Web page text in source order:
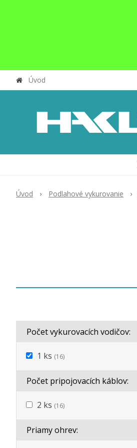
Úvod
Úvod Podlahové vykurovanie
Počet vykurovacích vodičov:
1 ks (16)
Počet pripojovacích káblov:
2 ks (16)
Priamy ohrev: